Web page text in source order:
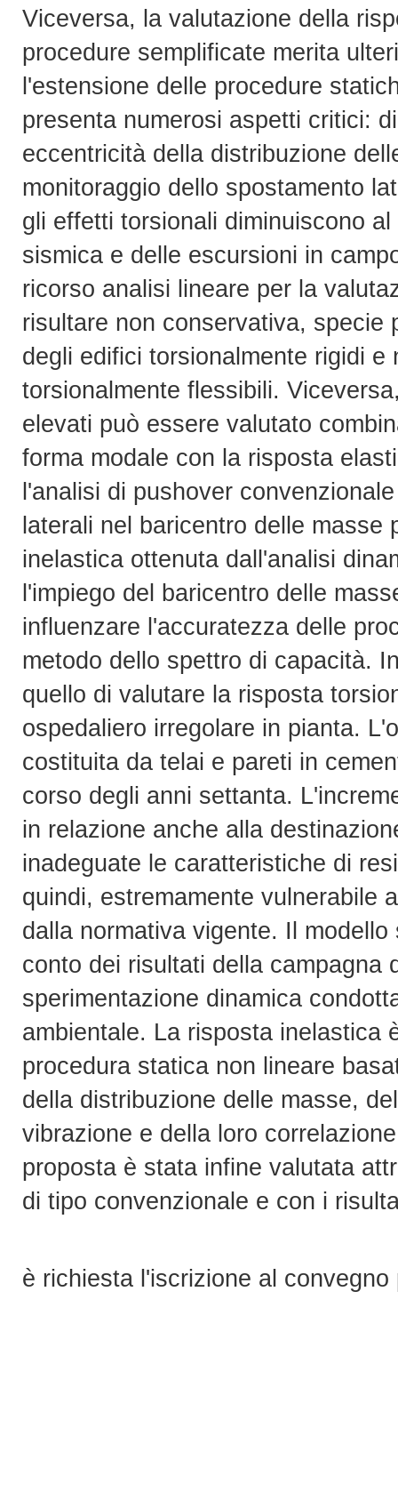
Viceversa, la valutazione della
procedure semplificate merita
l'estensione delle procedure
presenta numerosi aspetti critici:
eccentricità della distribuzione
monitoraggio dello spostamento
gli effetti torsionali diminuiscono
sismica e delle escursioni in
ricorso analisi lineare per la
risultare non conservativa, specie
degli edifici torsionalmente rigidi
torsionalmente flessibili.
elevati può essere valutato
forma modale con la risposta
l'analisi di pushover
laterali nel baricentro delle masse
inelastica ottenuta dall'analisi
l'impiego del baricentro delle
influenzare l'accuratezza delle
metodo dello spettro di capacità.
quello di valutare la risposta
ospedaliero irregolare in pianta.
costituita da telai e pareti in
corso degli anni settanta.
in relazione anche alla
inadeguate le caratteristiche di
quindi, estremamente vulnerabile
dalla normativa vigente. Il
conto dei risultati della campagna
sperimentazione dinamica
ambientale. La risposta inelastica
procedura statica non lineare
della distribuzione delle masse,
vibrazione e della loro
proposta è stata infine valutata
di tipo convenzionale e con i
è richiesta l'iscrizione al